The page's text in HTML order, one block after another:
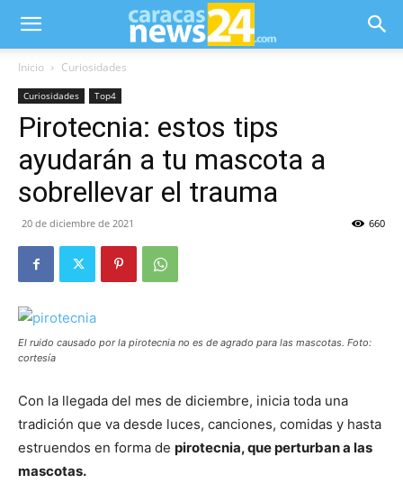
Inicio Curiosidades
Curiosidades Top4
Pirotecnia: estos tips
ayudarán a tu mascota a
sobrellevar el trauma
20 de diciembre de 2021 660
El ruido causado por la pirotecnia no es de agrado para las mascotas. Foto:
cortesía
Con la llegada del mes de diciembre, inicia toda una
tradición que va desde luces, canciones, comidas y hasta
estruendos en forma de pirotecnia, que perturban a las
mascotas.